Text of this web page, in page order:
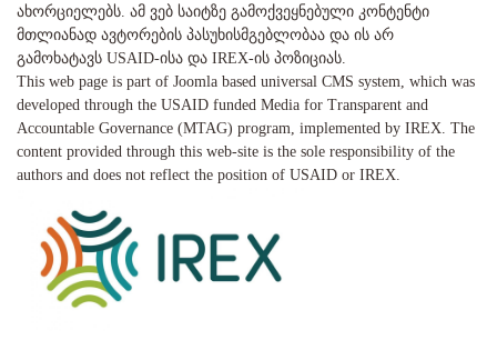
ახორციელებს. ამ ვებ საიტზე გამოქვეყნებული კონტენტი
მთლიანად ავტორების პასუხისმგებლობაა და ის არ
გამოხატავს USAID-ისა და IREX-ის პოზიციას.
This web page is part of Joomla based universal CMS system, which was
developed through the USAID funded Media for Transparent and
Accountable Governance (MTAG) program, implemented by IREX. The
content provided through this web-site is the sole responsibility of the
authors and does not reflect the position of USAID or IREX.